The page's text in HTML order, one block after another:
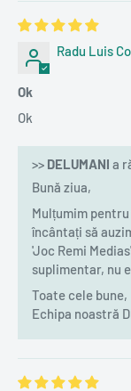
Radu Luis
Ok
Ok
>> DELUMANI a
Bună ziua,
Mulțumim
încântați să
'Joc Remi
suplimentar, nu
Toate cele bune,
Echipa noastră